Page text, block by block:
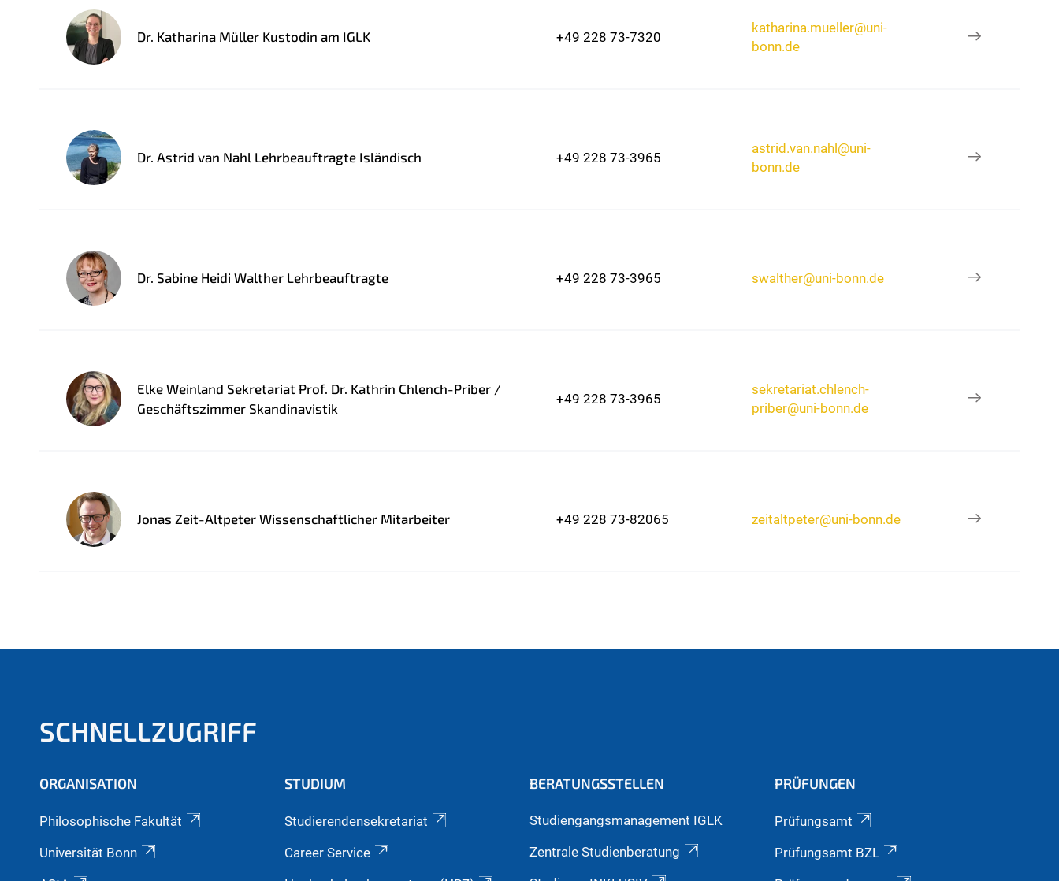
Dr. Katharina Müller Kustodin am IGLK +49 228 73-7320
katharina.mueller@uni-
bonn.de
Dr. Astrid van Nahl Lehrbeauftragte Isländisch +49 228 73-3965
astrid.van.nahl@uni-
bonn.de
Dr. Sabine Heidi Walther Lehrbeauftragte +49 228 73-3965 swalther@uni-bonn.de
Elke Weinland Sekretariat Prof. Dr. Kathrin Chlench-Priber /
Geschäftszimmer Skandinavistik
+49 228 73-3965
sekretariat.chlench-
priber@uni-bonn.de
Jonas Zeit-Altpeter Wissenschaftlicher Mitarbeiter +49 228 73-82065 zeitaltpeter@uni-bonn.de
SCHNELLZUGRIFF
ORGANISATION
Philosophische Fakultät
Universität Bonn
STUDIUM
Studierendensekretariat
Career Service
BERATUNGSSTELLEN
Studiengangsmanagement IGLK
Zentrale Studienberatung
PRÜFUNGEN
Prüfungsamt
Prüfungsamt BZL